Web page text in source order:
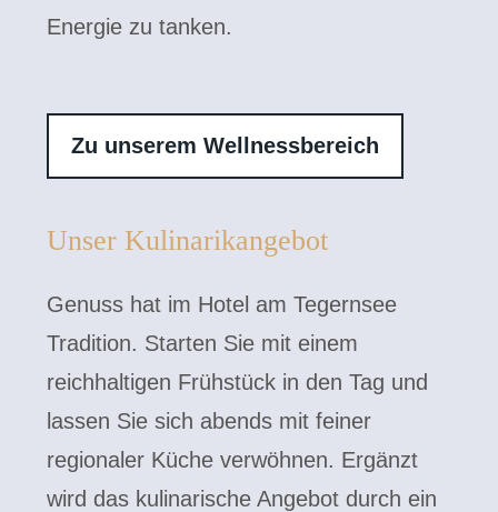
Energie zu tanken.
Zu unserem Wellnessbereich
Unser Kulinarikangebot
Genuss hat im Hotel am Tegernsee
Tradition. Starten Sie mit einem
reichhaltigen Frühstück in den Tag und
lassen Sie sich abends mit feiner
regionaler Küche verwöhnen. Ergänzt
wird das kulinarische Angebot durch ein